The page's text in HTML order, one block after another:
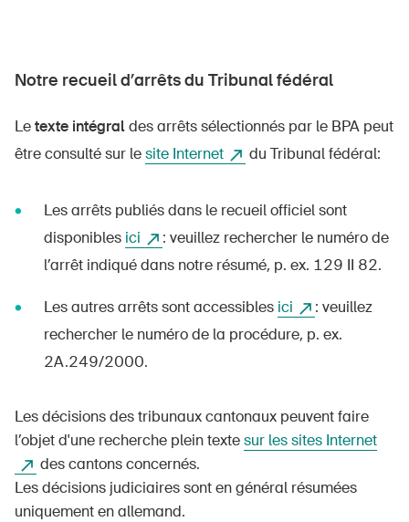
Page d'accueil
S'abonner à la newsletter
Notre recueil d’arrêts du Tribunal fédéral
Letexte intégraldes arrêts sélectionnés par le BPA peut
être consulté sur lesite Internet du Tribunal fédéral:
Les arrêts publiés dans le recueil officiel sont
disponibles ici
: veuillez rechercher le numéro de
l’arrêt indiqué dans notre résumé, p. ex. 129 II 82.
Les autres arrêts sont accessibles ici
: veuillez
rechercher le numéro de la procédure, p. ex.
2A.249/2000.
Les décisions des tribunaux cantonaux peuvent faire
l’objet d'une recherche plein textesur les sites Internet
des cantons concernés.
Les décisions judiciaires sont en général résumées
uniquement en allemand.